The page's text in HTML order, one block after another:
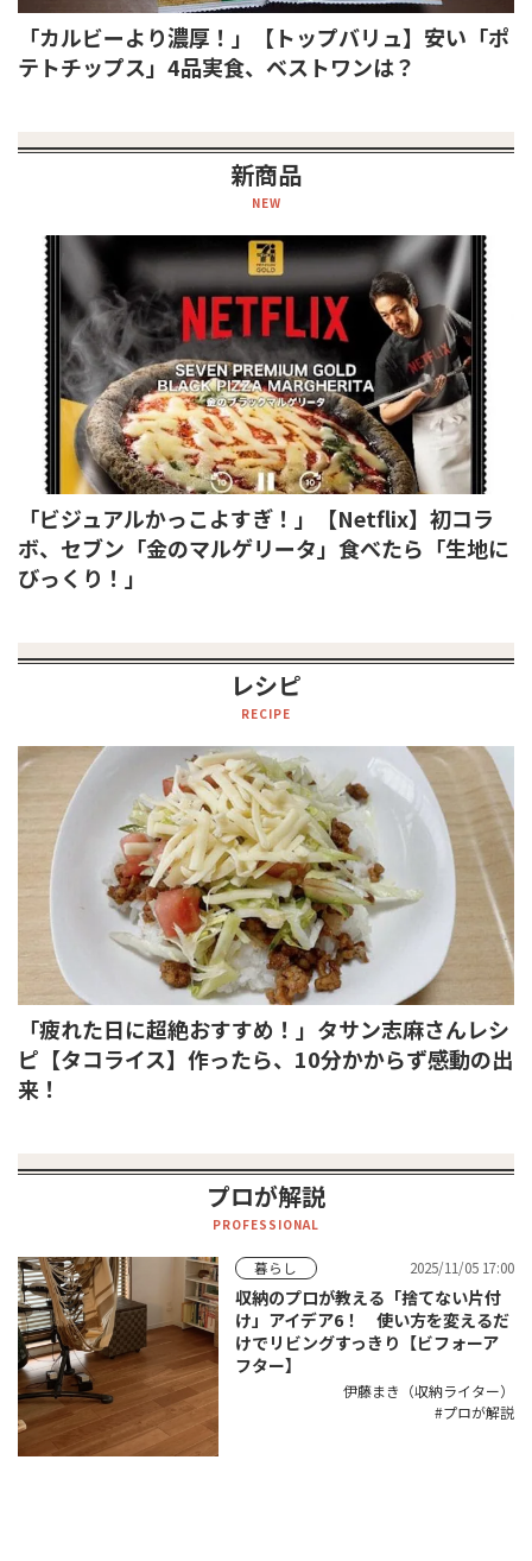
「カルビーより濃厚！」【トップバリュ】安い「ポ
テトチップス」4品実食、ベストワンは？
新商品
NEW
「ビジュアルかっこよすぎ！」【Netflix】初コラ
ボ、セブン「金のマルゲリータ」食べたら「生地に
びっくり！」
レシピ
RECIPE
「疲れた日に超絶おすすめ！」タサン志麻さんレシ
ピ【タコライス】作ったら、10分かからず感動の出
来！
プロが解説
PROFESSIONAL
暮らし 2025/11/05 17:00
収納のプロが教える「捨てない片付
け」アイデア6！ 使い方を変えるだ
けでリビングすっきり【ビフォーア
フター】
伊藤まき（収納ライター）
プロが解説